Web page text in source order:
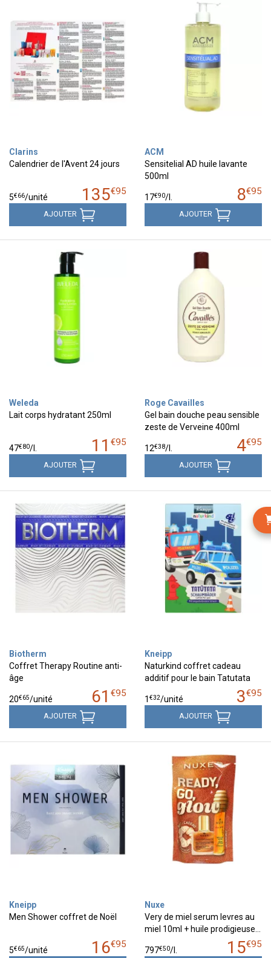
Clarins
Calendrier de l'Avent 24 jours
135€95
5€66/unité
AJOUTER
ACM
Sensitelial AD huile lavante
500ml
8€95
17€90/l.
AJOUTER
Weleda
Lait corps hydratant 250ml
11 €95
47€80/l.
AJOUTER
Roge Cavailles
Gel bain douche peau sensible
zeste de Verveine 400ml
4€95
12€38/l.
AJOUTER
Biotherm
Coffret Therapy Routine anti-
âge
61 €95
20€65/unité
AJOUTER
Kneipp
Naturkind coffret cadeau
additif pour le bain Tatutata
3€95
1 €32/unité
AJOUTER
Kneipp
Men Shower coffret de Noël
16€95
5€65/unité
Nuxe
Very de miel serum levres au
miel 10ml + huile prodigieuse…
15€95
797€50/l.